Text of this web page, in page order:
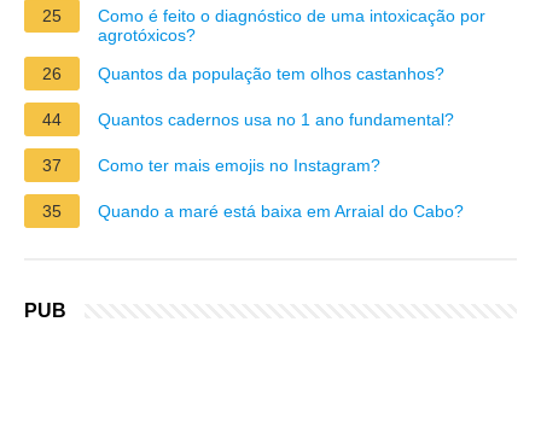
25
Como é feito o diagnóstico de uma intoxicação por
agrotóxicos?
26
Quantos da população tem olhos castanhos?
44 Quantos cadernos usa no 1 ano fundamental?
37 Como ter mais emojis no Instagram?
35 Quando a maré está baixa em Arraial do Cabo?
PUB